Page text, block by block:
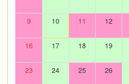
9 10 11 12
16 17 18 19
23 24 25 26